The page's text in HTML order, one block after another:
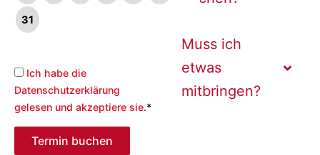
31
Ich habe die
Datenschutzerklärung
gelesen und akzeptiere sie.*
Termin buchen
Muss ich
etwas
mitbringen?